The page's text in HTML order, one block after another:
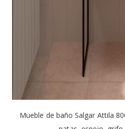
Mueble de baño Salgar Attila